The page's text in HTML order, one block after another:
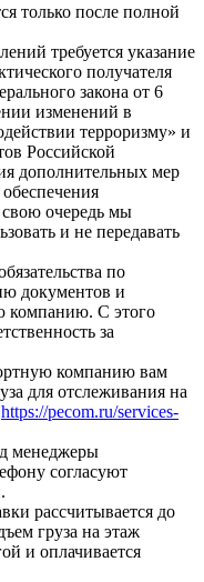
только после полной
требуется указание
получателя
закона от 6
изменений в
терроризму» и
Российской
дополнительных мер
очередь мы
и не передавать
по
документов и
компанию. С этого
за
компанию вам
для отслеживания на
https://pecom.ru/services-
менеджеры
согласуют
рассчитывается до
груза на этаж
и оплачивается